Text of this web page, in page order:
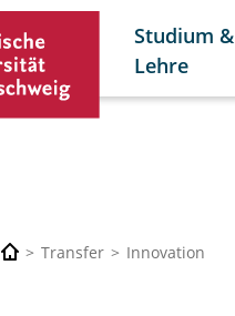
Studium &
Lehre
Transfer Innovation